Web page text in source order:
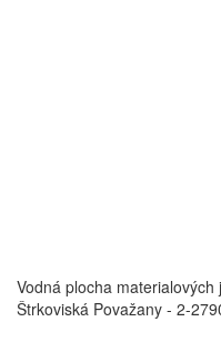
Vodná plocha
Štrkoviská Považany - 2-